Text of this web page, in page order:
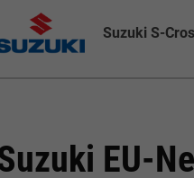
Suzuki S-
EU-